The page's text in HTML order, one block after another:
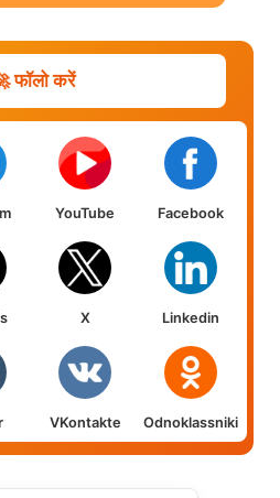
फॉलो करें
YouTube Facebook
X Linkedin
VKontakte Odnoklassniki